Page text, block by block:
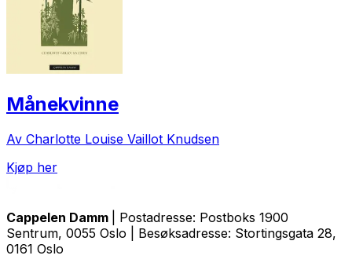
Månekvinne
Av Charlotte Louise Vaillot Knudsen
Kjøp her
Cappelen Damm
| Postadresse: Postboks 1900
Sentrum, 0055 Oslo | Besøksadresse: Stortingsgata 28,
0161 Oslo